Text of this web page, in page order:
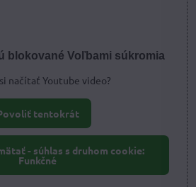
blokované Voľbami súkromia
načítať Youtube video?
tentokrát
- súhlas s druhom cookie:
Funkčné